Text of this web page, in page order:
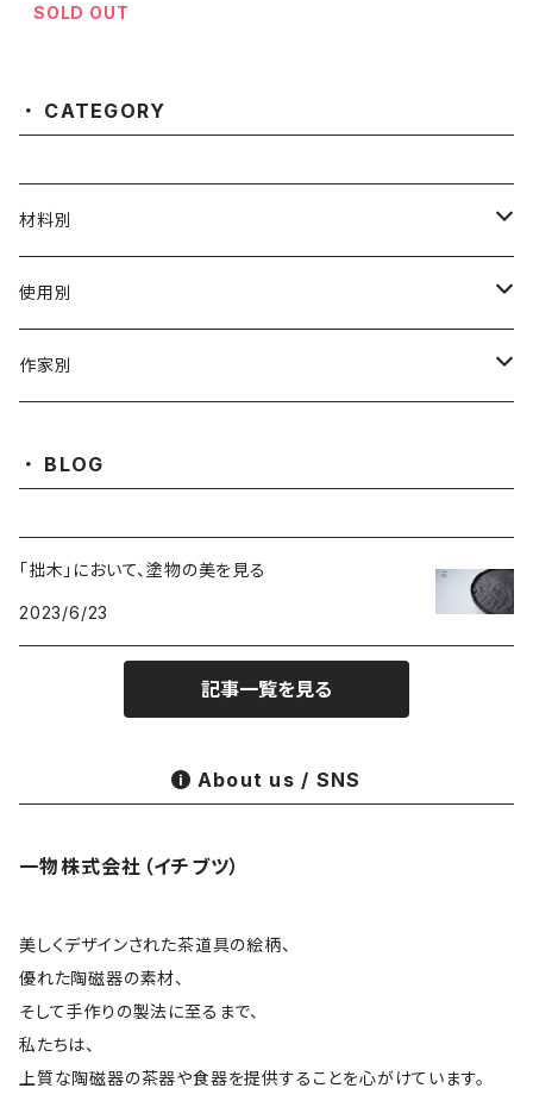
SOLD OUT
CATEGORY
材料別
陶磁器
ガラス
布・絲・植物繊維
使用別
茶壺 急须 土瓶
蓋碗
酒器
花器
皿
碗 鉢
台所
作家別
相馬佳織
姜栄華
月立窯 中尾心啓
アサ佳
色原昌希
内田好美
BLOG
「拙木」において、塗物の美を見る
2023/6/23
記事一覧を見る
About us / SNS
一物株式会社（イチブツ）
美しくデザインされた茶道具の絵柄、
優れた陶磁器の素材、
そして手作りの製法に至るまで、
私たちは、
上質な陶磁器の茶器や食器を提供することを心がけています。